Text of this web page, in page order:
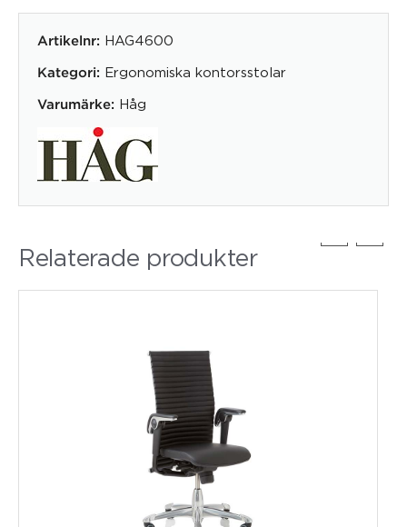
Artikelnr: HAG4600
Kategori: Ergonomiska kontorsstolar
Varumärke: Håg
Relaterade produkter